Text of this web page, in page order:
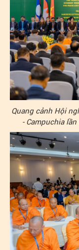
Quang cảnh Hội
- Campuchia